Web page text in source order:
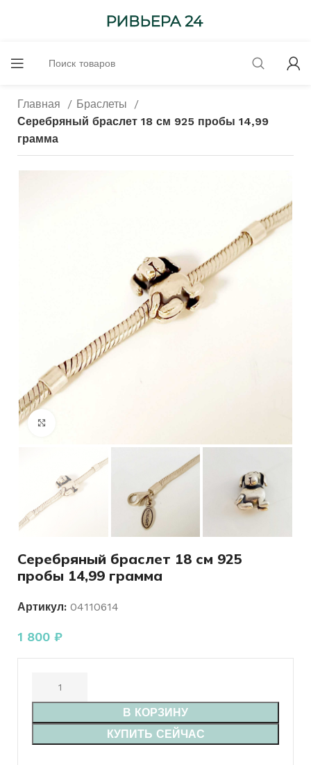
Главная
Браслеты
Серебряный браслет 18 см 925 пробы 14,99
грамма
Серебряный браслет 18 см 925
пробы 14,99 грамма
Артикул: 04110614
1 800 ₽
В КОРЗИНУ
КУПИТЬ СЕЙЧАС